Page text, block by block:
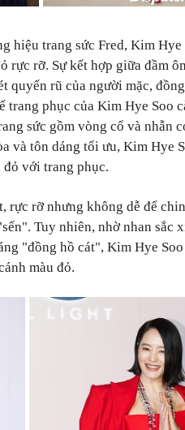
hiệu trang sức Fred, Kim Hye
rực rỡ. Sự kết hợp giữa đầm
quyến rũ của người mặc,
trang phục của Kim Hye Soo
sức gồm vòng cổ và nhẫn
và tôn dáng tối ưu, Kim Hye
với trang phục.
rực rỡ nhưng không dễ để
Tuy nhiên, nhờ nhan sắc
"đồng hồ cát", Kim Hye
màu đỏ.